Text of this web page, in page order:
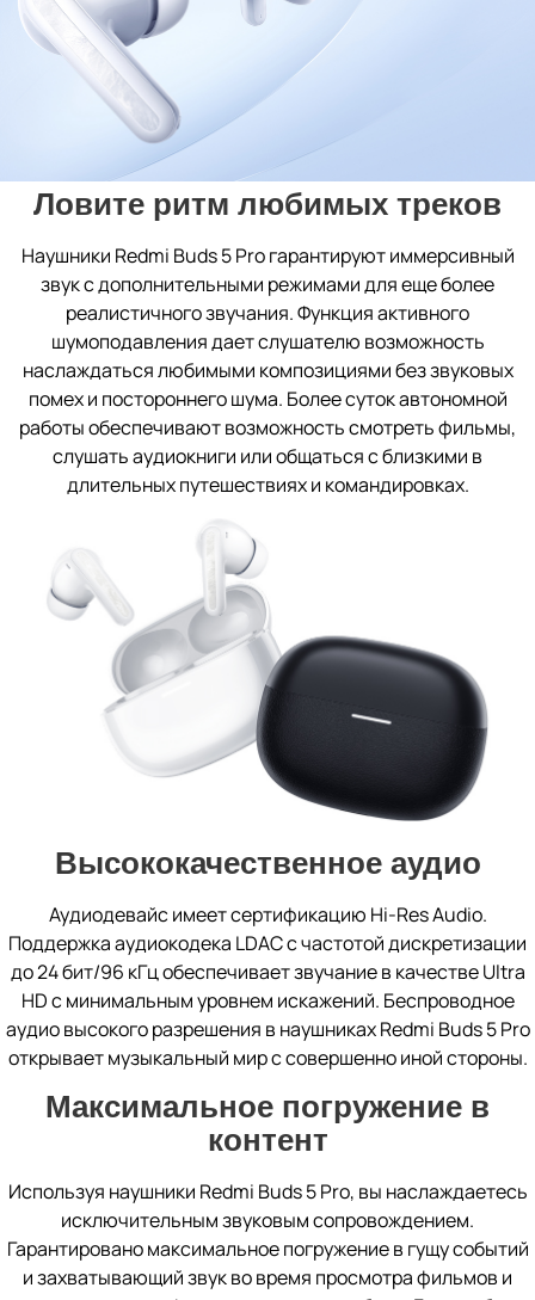
Ловите ритм любимых треков
Наушники Redmi Buds 5 Pro гарантируют иммерсивный
звук с дополнительными режимами для еще более
реалистичного звучания. Функция активного
шумоподавления дает слушателю возможность
наслаждаться любимыми композициями без звуковых
помех и постороннего шума. Более суток автономной
работы обеспечивают возможность смотреть фильмы,
слушать аудиокниги или общаться с близкими в
длительных путешествиях и командировках.
Высококачественное аудио
Аудиодевайс имеет сертификацию Hi-Res Audio.
Поддержка аудиокодека LDAC с частотой дискретизации
до 24 бит/96 кГц обеспечивает звучание в качестве Ultra
HD с минимальным уровнем искажений. Беспроводное
аудио высокого разрешения в наушниках Redmi Buds 5 Pro
открывает музыкальный мир с совершенно иной стороны.
Максимальное погружение в
контент
Используя наушники Redmi Buds 5 Pro, вы наслаждаетесь
исключительным звуковым сопровождением.
Гарантировано максимальное погружение в гущу событий
и захватывающий звук во время просмотра фильмов и